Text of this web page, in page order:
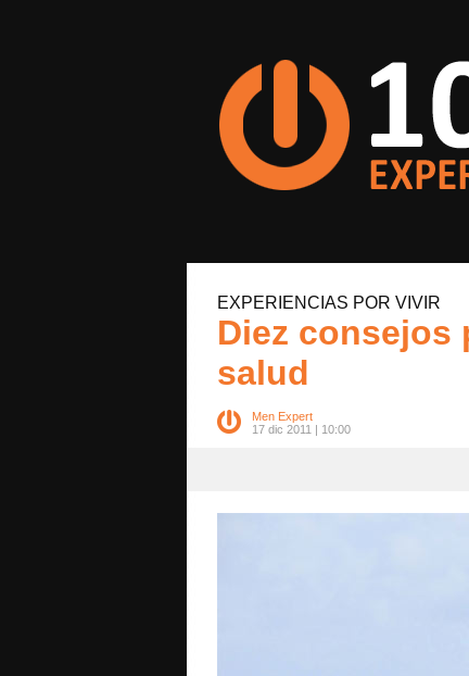
EXPERIENCIAS POR VIVIR
Diez consejos
salud
Men Expert
17 dic 2011 | 10:00